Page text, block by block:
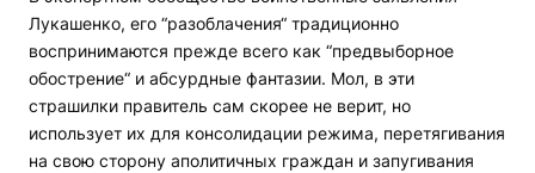
Лукашенко, его “разоблачения“ традиционно
воспринимаются прежде всего как “предвыборное
обострение“ и абсурдные фантазии. Мол, в эти
страшилки правитель сам скорее не верит, но
использует их для консолидации режима, перетягивания
на свою сторону аполитичных граждан и запугивания